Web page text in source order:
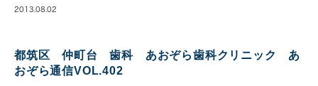
2013.08.02
都筑区 仲町台 歯科 あおぞら歯科クリニック あ
おぞら通信VOL.402